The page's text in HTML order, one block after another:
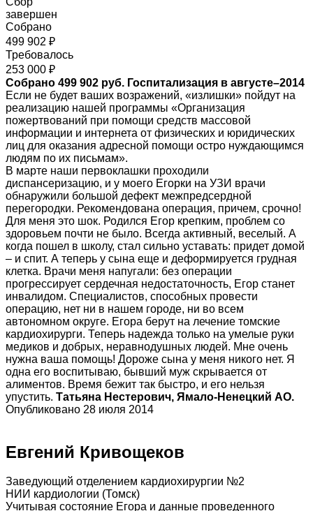
завершен
Собрано
499 902 ₽
Требовалось
253 000 ₽
Собрано 499 902 руб. Госпитализация в августе–2014
Если не будет ваших возражений, «излишки» пойдут на
реализацию нашей программы «Организация
пожертвований при помощи средств массовой
информации и интернета от физических и юридических
лиц для оказания адресной помощи остро нуждающимся
людям по их письмам».
В марте наши первоклашки проходили
диспансеризацию, и у моего Егорки на УЗИ врачи
обнаружили большой дефект межпредсердной
перегородки. Рекомендована операция, причем, срочно!
Для меня это шок. Родился Егор крепким, проблем со
здоровьем почти не было. Всегда активный, веселый. А
когда пошел в школу, стал сильно уставать: придет домой
– и спит. А теперь у сына еще и деформируется грудная
клетка. Врачи меня напугали: без операции
прогрессирует сердечная недостаточность, Егор станет
инвалидом. Специалистов, способных провести
операцию, нет ни в нашем городе, ни во всем
автономном округе. Егора берут на лечение томские
кардиохирурги. Теперь надежда только на умелые руки
медиков и добрых, неравнодушных людей. Мне очень
нужна ваша помощь! Дороже сына у меня никого нет. Я
одна его воспитываю, бывший муж скрывается от
алиментов. Время бежит так быстро, и его нельзя
упустить. Татьяна Нестерович, Ямало-Ненецкий АО.
Опубликовано 28 июля 2014
Евгений Кривощеков
Заведующий отделением кардиохирургии №2
НИИ кардиологии (Томск)
Учитывая состояние Егора и данные проведенного